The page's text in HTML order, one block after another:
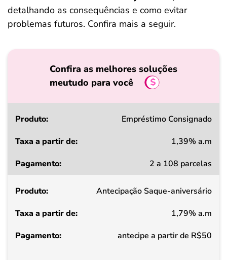
detalhando as consequências e como evitar
problemas futuros. Confira mais a seguir.
Confira as melhores soluções
meutudo para você
Produto
a
de
Pagamento
Empréstimo Consignado
1,39% a.m
2 a 108 parcelas
Antecipação Saque-aniversário
1,79% a.m
antecipe a partir de R$50